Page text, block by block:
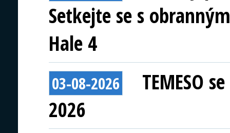
Setkejte se s
Hale 4
03-08-2026
TEMESO
2026